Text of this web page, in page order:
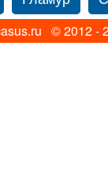
фото
© 2012 -